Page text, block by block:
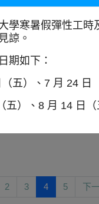
詢
2 3 4 5 下
學寒暑假彈性工
諒。
期如下：
五）、7 月 24 日
五）、8 月 14 日（